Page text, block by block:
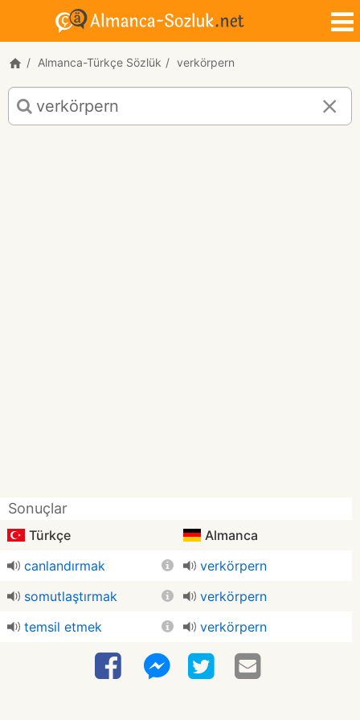
Almanca-Türkçe Sözlük verkörpern
verkörpern
için
Almanca-
Sonuçlar
Türkçe
Almanca
canlandırmak
verkörpern
somutlaştırmak
verkörpern
temsil etmek
verkörpern